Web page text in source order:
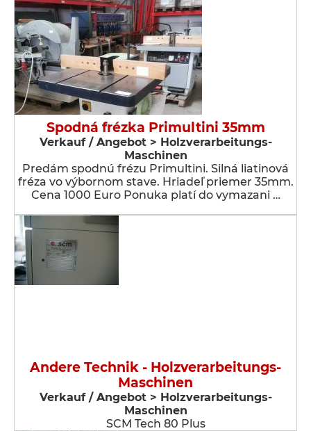
Spodná frézka Primultini 35mm
Verkauf / Angebot > Holzverarbeitungs-
Maschinen
Predám spodnú frézu Primultini. Silná liatinová
fréza vo výbornom stave. Hriadeľ priemer 35mm.
Cena 1000 Euro Ponuka platí do vymazani …
Andere Technik - Holzverarbeitungs-
Maschinen
Verkauf / Angebot > Holzverarbeitungs-
Maschinen
SCM Tech 80 Plus